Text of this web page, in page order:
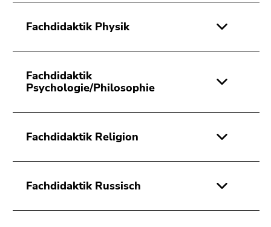
Fachdidaktik Physik
Fachdidaktik
Psychologie/Philosophie
Fachdidaktik Religion
Fachdidaktik Russisch